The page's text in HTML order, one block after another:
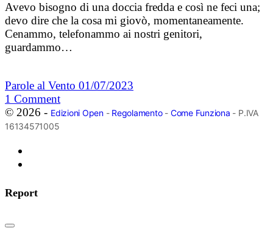
Avevo bisogno di una doccia fredda e così ne feci una;
devo dire che la cosa mi giovò, momentaneamente.
Cenammo, telefonammo ai nostri genitori,
guardammo…
Parole al Vento 01/07/2023
1 Comment
© 2026 - Edizioni Open- Regolamento- Come Funziona - P.IVA
16134571005
Report